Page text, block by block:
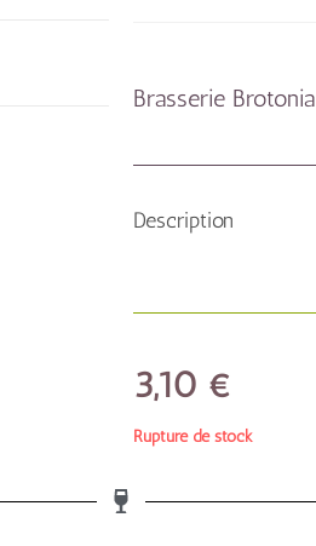
Brasserie Brotonia
Description
3,10 €
Rupture de stock